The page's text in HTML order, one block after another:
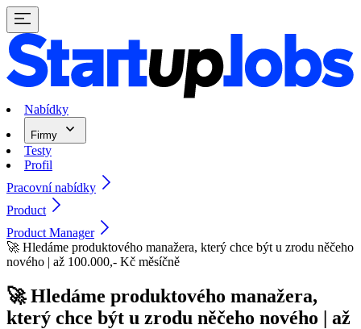
Nabídky
Firmy
Testy
Profil
Pracovní nabídky
Product
Product Manager
🚀 Hledáme produktového manažera, který chce být u zrodu něčeho
nového | až 100.000,- Kč měsíčně
🚀 Hledáme produktového manažera,
který chce být u zrodu něčeho nového | až